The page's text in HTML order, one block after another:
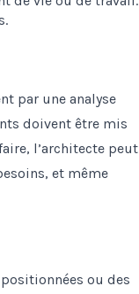
par une analyse
doivent être mis
l’architecte peut
et même
ou des